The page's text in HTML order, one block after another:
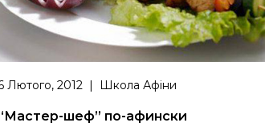
Лютого, 2012 | Школа Афіни
шеф” по-афински